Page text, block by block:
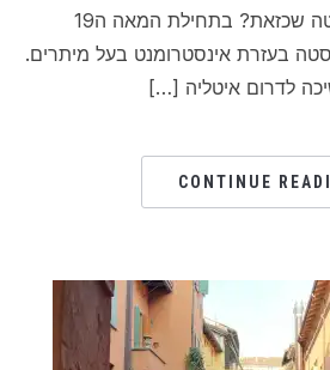
מושלם. מתי נוצרה פסטה שכזאת? בתחילת המאה ה19
בעזרת אינסטרומנט בעל מיתרים.
לדרום איטליה […]
CONTINUE